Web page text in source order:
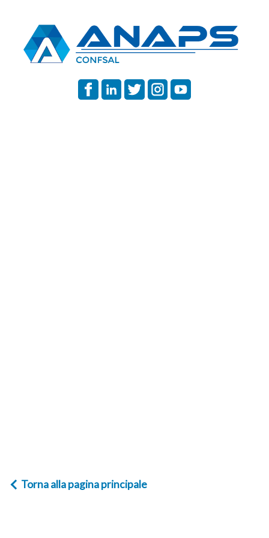
Torna alla pagina principale